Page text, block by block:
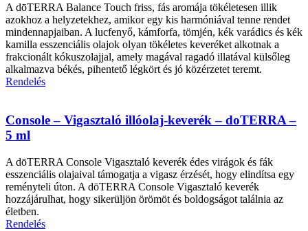
A dōTERRA Balance Touch friss, fás aromája tökéletesen illik
azokhoz a helyzetekhez, amikor egy kis harmóniával tenne rendet
mindennapjaiban. A lucfenyő, kámforfa, tömjén, kék varádics és kék
kamilla esszenciális olajok olyan tökéletes keveréket alkotnak a
frakcionált kókuszolajjal, amely magával ragadó illatával külsőleg
alkalmazva békés, pihentető légkört és jó közérzetet teremt.
Rendelés
Console – Vigasztaló illóolaj-keverék – doTERRA –
5 ml
A dōTERRA Console Vigasztaló keverék édes virágok és fák
esszenciális olajaival támogatja a vigasz érzését, hogy elindítsa egy
reményteli úton. A dōTERRA Console Vigasztaló keverék
hozzájárulhat, hogy sikerüljön örömöt és boldogságot találnia az
életben.
Rendelés